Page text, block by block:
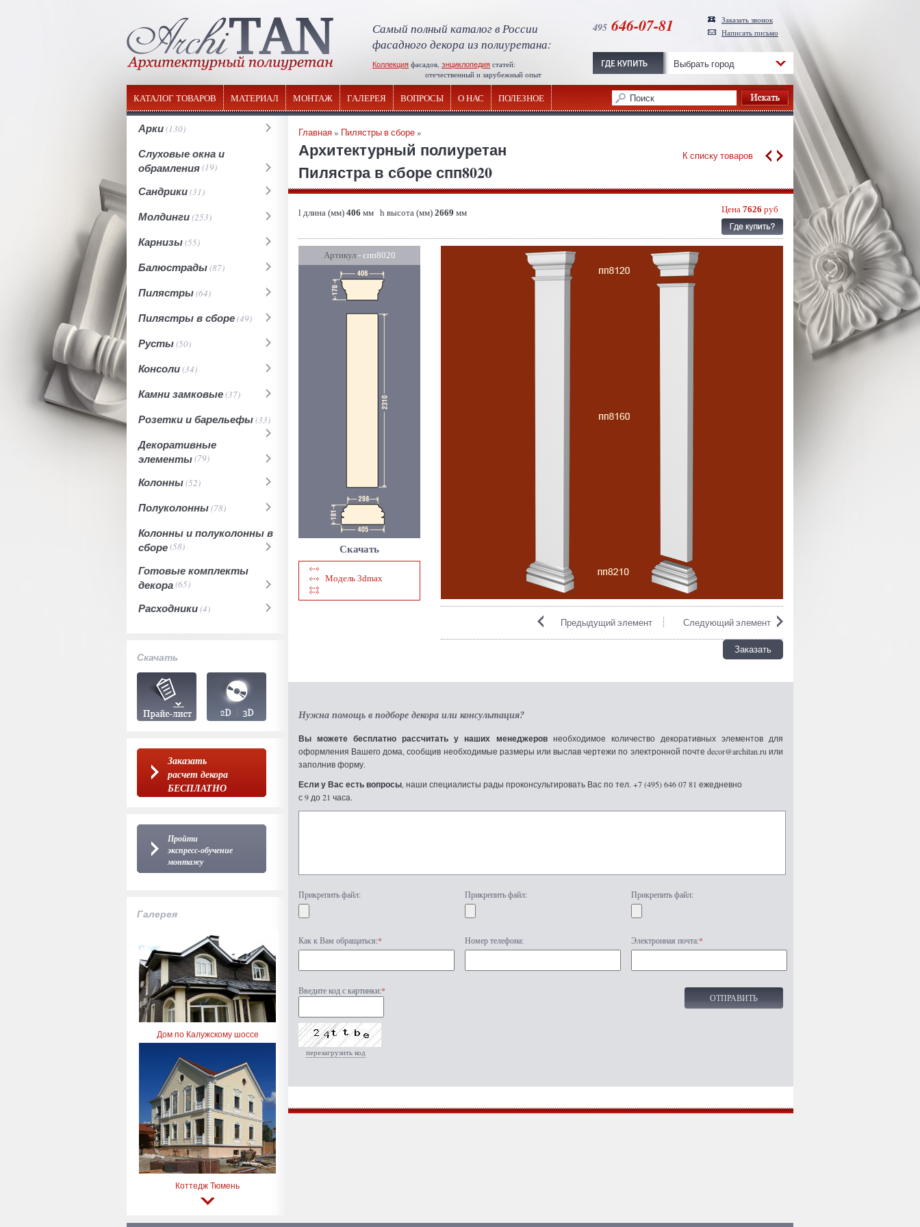
Самый полный каталог в России
фасадного декора из полиуретана:
Коллекция фасадов, энциклопедия статей:
отечественный и зарубежный опыт
495 646-07-81
Заказать звонок
Написать письмо
Выбрать город
КАТАЛОГ ТОВАРОВ МАТЕРИАЛ МОНТАЖ ГАЛЕРЕЯ ВОПРОСЫ О НАС ПОЛЕЗНОЕ
Арки(130)
Слуховые окна и
обрамления(19)
Сандрики(31)
Молдинги(253)
Карнизы(55)
Балюстрады(87)
Пилястры(64)
Пилястры в сборе(49)
Русты(50)
Консоли(34)
Камни замковые(37)
Розетки и барельефы(33)
Декоративные
элементы(79)
Колонны(52)
Полуколонны(78)
Колонны и полуколонны в
сборе(58)
Готовые комплекты
декора(65)
Расходники(4)
Скачать
Заказать
расчет декора
БЕСПЛАТНО
Пройти
экспресс-обучение
монтажу
Галерея
Дом по Калужскому шоссе
Коттедж Тюмень
Главная» Пилястры в сборе»
Архитектурный полиуретан
Пилястра в сборе спп8020
К списку товаров
l длина (мм) 406 мм h высота (мм) 2669 мм Цена 7626 руб
Артикул- спп8020
Скачать
Модель 3dmax
Следующий элемент
Предыдущий элемент
Заказать
Нужна помощь в подборе декора или консультация?
Вы можете бесплатно рассчитать у наших менеджеровнеобходимое количество декоративных элементов для
оформления Вашего дома, сообщив необходимые размеры или выслав чертежи по электронной почте decor@architan.ru или
заполнив форму.
Если у Вас есть вопросы , наши специалисты рады проконсультировать Вас по тел. +7 (495) 646 07 81 ежедневно
с 9 до 21 часа.
Прикрепить файл: Прикрепить файл: Прикрепить файл:
Как к Вам обращаться:* Номер телефона: Электронная почта:*
Введите код с картинки:*
перезагрузить код